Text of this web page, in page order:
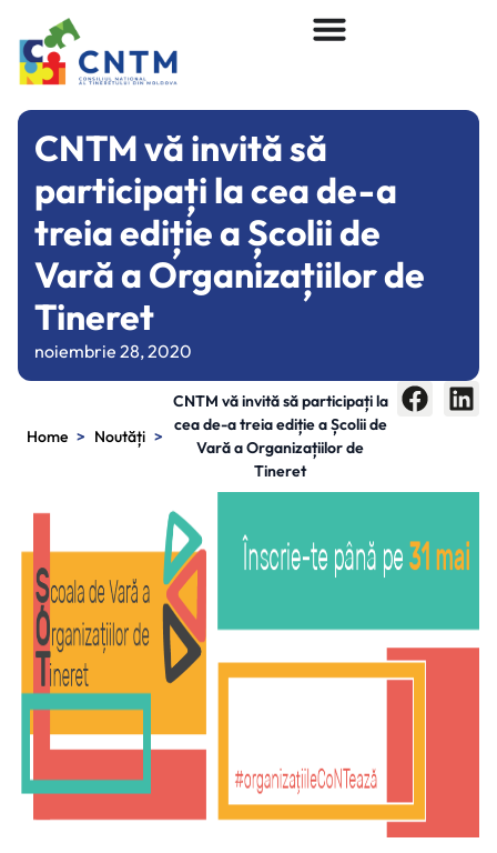
CNTM vă invită să
participați la cea de-a
treia ediție a Școlii de
Vară a Organizațiilor de
Tineret
noiembrie 28, 2020
Home > Noutăți >
CNTM vă invită să participați la
cea de-a treia ediție a Școlii de
Vară a Organizațiilor de
Tineret